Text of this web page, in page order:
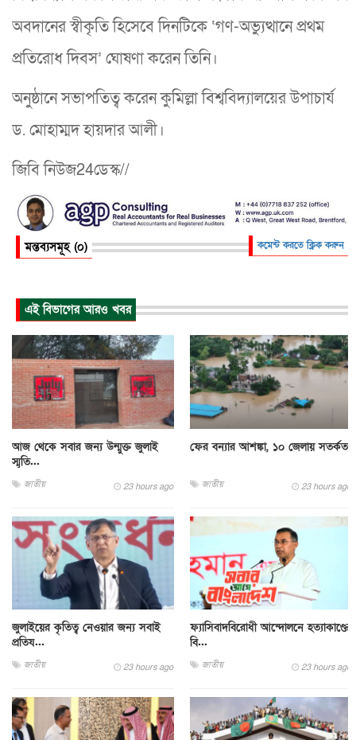
অবদানের স্বীকৃতি হিসেবে দিনটিকে ‘গণ-অভ্যুত্থানে প্রথম
প্রতিরোধ দিবস’ ঘোষণা করেন তিনি।
অনুষ্ঠানে সভাপতিত্ব করেন কুমিল্লা বিশ্ববিদ্যালয়ের উপাচার্য
ড. মোহাম্মদ হায়দার আলী।
জিবি নিউজ24ডেস্ক//
মন্তব্যসমূহ (০) কমেন্ট করতে ক্লিক করুন
এই বিভাগের আরও খবর
আজ থেকে সবার জন্য উন্মুক্ত জুলাই
স্মৃতি...
জাতীয় 23 hours ago
ফের বন্যার আশঙ্কা, ১০ জেলায় সতর্কতা
জাতীয় 23 hours ago
জুলাইয়ের কৃতিত্ব নেওয়ার জন্য সবাই
প্রতিয...
জাতীয় 23 hours ago
ফ্যাসিবাদবিরোধী আন্দোলনে হত্যাকাণ্ডের
বি...
জাতীয় 23 hours ago